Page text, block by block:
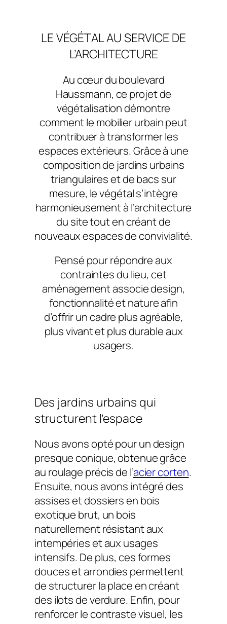
LE VÉGÉTAL AU SERVICE DE
L’ARCHITECTURE
Au cœur du boulevard
Haussmann, ce projet de
végétalisation démontre
comment le mobilier urbain peut
contribuer à transformer les
espaces extérieurs. Grâce à une
composition de jardins urbains
triangulaires et de bacs sur
mesure, le végétal s’intègre
harmonieusement à l’architecture
du site tout en créant de
nouveaux espaces de convivialité.
Pensé pour répondre aux
contraintes du lieu, cet
aménagement associe design,
fonctionnalité et nature afin
d’offrir un cadre plus agréable,
plus vivant et plus durable aux
usagers.
Des jardins urbains qui
structurent l’espace
Nous avons opté pour un design
presque conique, obtenue grâce
au roulage précis de l’acier corten.
Ensuite, nous avons intégré des
assises et dossiers en bois
exotique brut, un bois
naturellement résistant aux
intempéries et aux usages
intensifs. De plus, ces formes
douces et arrondies permettent
de structurer la place en créant
des ilots de verdure. Enfin, pour
renforcer le contraste visuel, les